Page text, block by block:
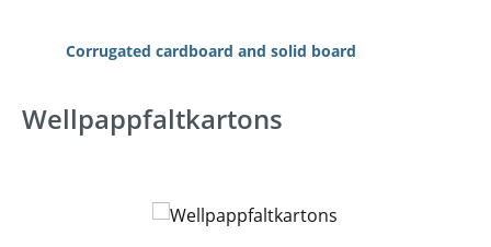
Corrugated cardboard and solid board
Wellpappfaltkartons
Skip image gallery